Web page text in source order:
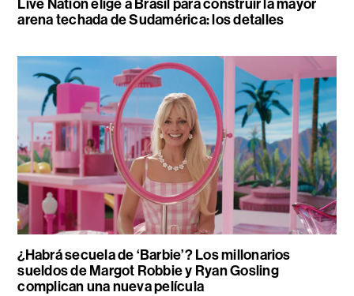
Live Nation elige a Brasil para construir la mayor
arena techada de Sudamérica: los detalles
¿Habrá secuela de ‘Barbie’? Los millonarios
sueldos de Margot Robbie y Ryan Gosling
complican una nueva película